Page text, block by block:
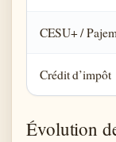
CESU+ /
Crédit d’impôt
Évolution